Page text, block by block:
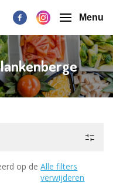
Menu
op de Alle filters
verwijderen